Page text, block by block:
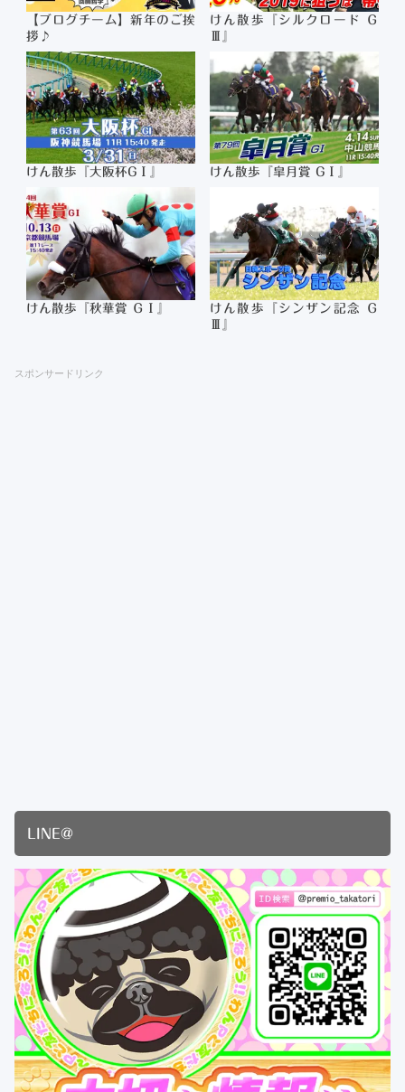
【ブログチーム】新年のご挨
拶♪
けん散歩『シルクロード Ｇ
Ⅲ』
けん散歩『大阪杯GⅠ』 けん散歩『皐月賞 GⅠ』
けん散歩『秋華賞 ＧⅠ』
けん散歩『シンザン記念 Ｇ
スポンサードリンク
LINE@